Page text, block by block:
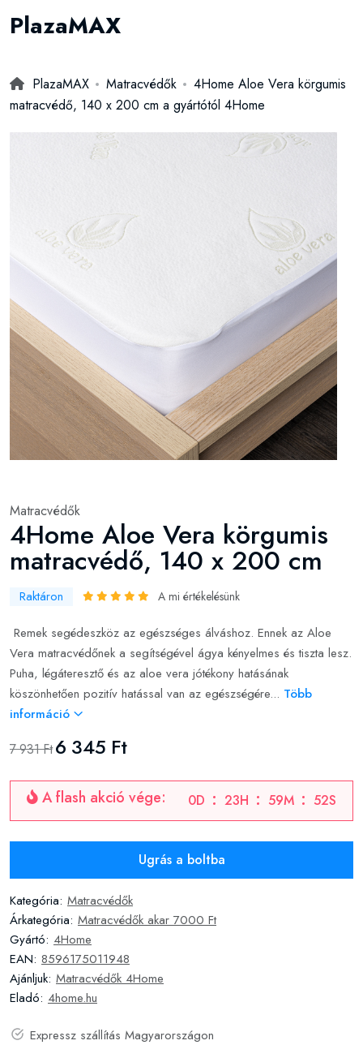
PlazaMAX
PlazaMAX Matracvédők
4Home Aloe Vera körgumis
matracvédő, 140 x 200 cm a gyártótól 4Home
Matracvédők
4Home Aloe Vera körgumis
matracvédő, 140 x 200 cm
Raktáron A mi értékelésünk
Remek segédeszköz az egészséges álváshoz. Ennek az Aloe
Vera matracvédőnek a segítségével ágya kényelmes és tiszta lesz.
Puha, légáteresztő és az aloe vera jótékony hatásának
köszönhetően pozitív hatással van az egészségére... Több
információ
7 931 Ft6 345 Ft
A flash akció vége: 0D 23H 59M 51S
Ugrás a boltba
Kategória: Matracvédők
Árkategória: Matracvédők akar 7000 Ft
Gyártó: 4Home
EAN: 8596175011948
Ajánljuk: Matracvédők 4Home
Eladó: 4home.hu
Expressz szállítás Magyarországon